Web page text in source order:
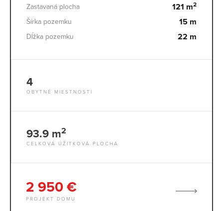
Zastavaná plocha 121 m2
Šírka pozemku 15 m
Dĺžka pozemku 22 m
4
OBYTNÉ MIESTNOSTI
93.9 m2
CELKOVÁ ÚŽITKOVÁ PLOCHA
2 950 €
PROJEKT DOMU